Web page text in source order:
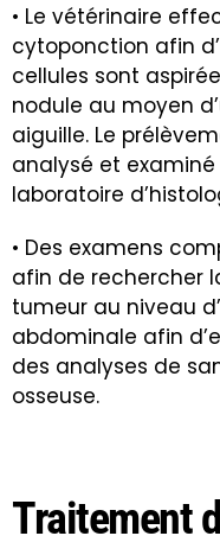
• Le vétérinaire
cytoponction afin
cellules sont
nodule au moyen
aiguille. Le
analysé et
laboratoire
• Des examens
afin de rechercher
tumeur au niveau
abdominale afin
des analyses de
osseuse.
Traitement